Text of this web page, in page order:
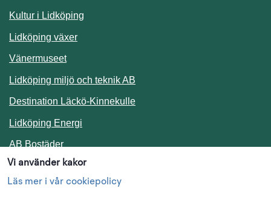
Vi använder kakor
Läs mer i vår cookiepolicy
Kultur i Lidköping
Lidköping växer
Vänermuseet
Lidköping miljö och teknik AB
Destination Läckö-KinnekulleLänk till annan webbplats.
Lidköping Energi
AB BostäderLänk till annan webbplats.
Följ oss i sociala medier